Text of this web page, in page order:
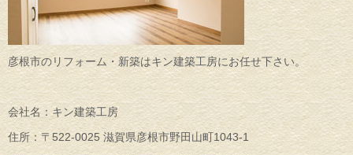
彦根市のリフォーム・新築はキン建築工房にお任せ下さい。
会社名：キン建築工房
住所：〒522-0025 滋賀県彦根市野田山町1043-1